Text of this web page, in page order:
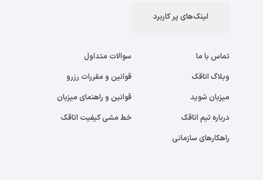
لینک‌های پر کاربرد
تماس با ما
وبلاگ اتاقک
میزبان شوید
درباره تیم اتاقک
راهکارهای سازمانی
سوالات متداول
قوانین و مقررات رزرو
قوانین و راهنمای میزبان
خط مشی کیفیت اتاقک